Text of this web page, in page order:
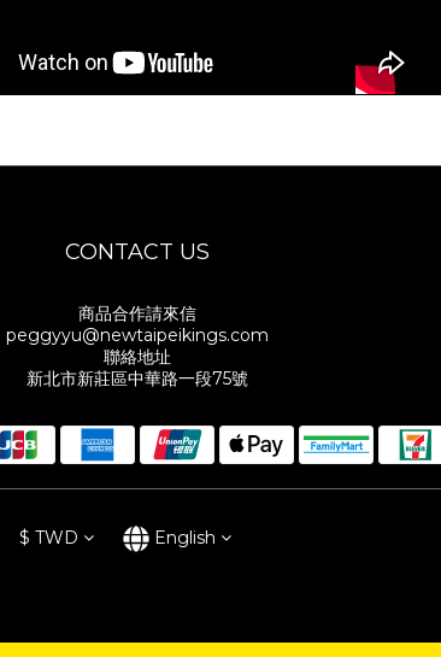
CONTACT US
商品合作請來信
peggyyu@newtaipeikings.com
聯絡地址
新北市新莊區中華路一段75號
$ TWD English